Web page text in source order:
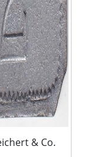
& Co.